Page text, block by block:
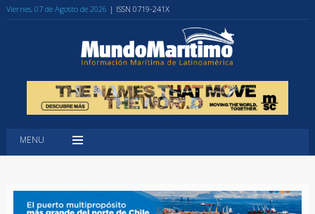
Viernes, 07 de Agosto de 2026 | ISSN 0719-241X
MENU